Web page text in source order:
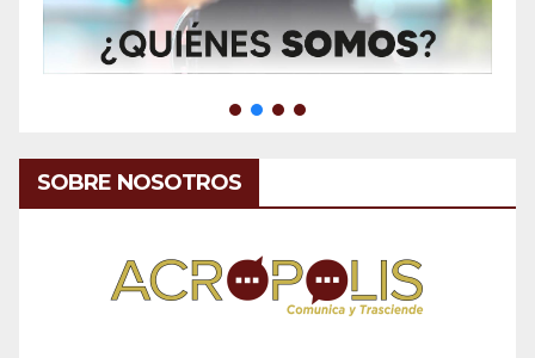
SOBRE NOSOTROS